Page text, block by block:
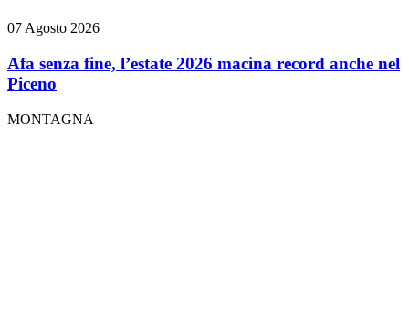
07 Agosto 2026
Afa senza fine, l’estate 2026 macina record anche nel
Piceno
MONTAGNA